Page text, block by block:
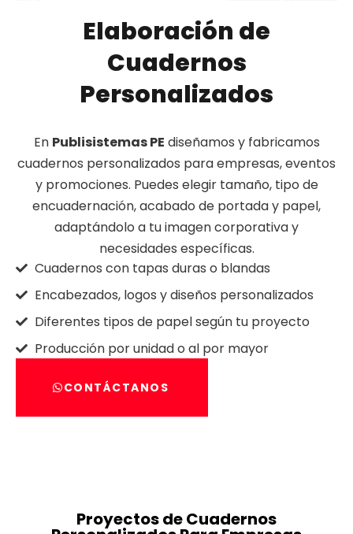
Elaboración de
Cuadernos
Personalizados
En Publisistemas PE diseñamos y fabricamos
cuadernos personalizados para empresas, eventos
y promociones. Puedes elegir tamaño, tipo de
encuadernación, acabado de portada y papel,
adaptándolo a tu imagen corporativa y
necesidades específicas.
Cuadernos con tapas duras o blandas
Encabezados, logos y diseños personalizados
Diferentes tipos de papel según tu proyecto
Producción por unidad o al por mayor
CONTÁCTANOS
Proyectos de Cuadernos